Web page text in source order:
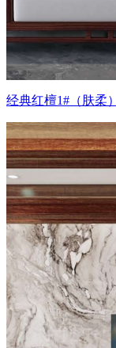
经典红檀1#（肤柔）